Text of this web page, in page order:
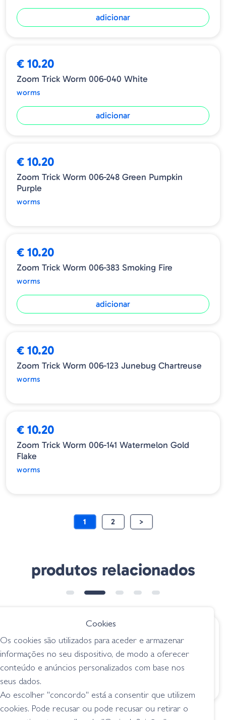
adicionar
€ 10.20
Zoom Trick Worm 006-040 White
worms
adicionar
€ 10.20
Zoom Trick Worm 006-248 Green Pumpkin
Purple
worms
€ 10.20
Zoom Trick Worm 006-383 Smoking Fire
worms
adicionar
€ 10.20
Zoom Trick Worm 006-123 Junebug Chartreuse
worms
€ 10.20
Zoom Trick Worm 006-141 Watermelon Gold
Flake
worms
1 2 >
produtos relacionados
€ 9.15
Zoom Double
Ringer 052-120
Watermelon Candy
worms
Zoom U-Tale 001-
048 Tequila Sunrise
Cookies
Os cookies são utilizados para aceder e armazenar
informações no seu dispositivo, de modo a oferecer
conteúdo e anúncios personalizados com base nos
seus dados.
Ao escolher "concordo" está a consentir que utilizem
cookies. Pode recusar ou pode recusar ou retirar o